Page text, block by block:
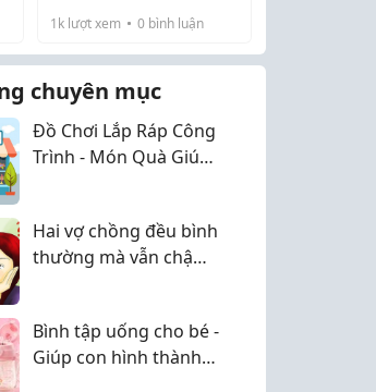
tới khi tìm hiểu kỹ hơn,
mình mới biết buổi tối
trước khi ngủ là ...
1klượt xem 0bình luận
chuyên mục
Đồ Chơi Lắp Ráp Công
Trình - Món Quà Giúp
Hai vợ chồng đều bình
thường mà vẫn chậm
Bình tập uống cho bé -
Giúp con hình thành